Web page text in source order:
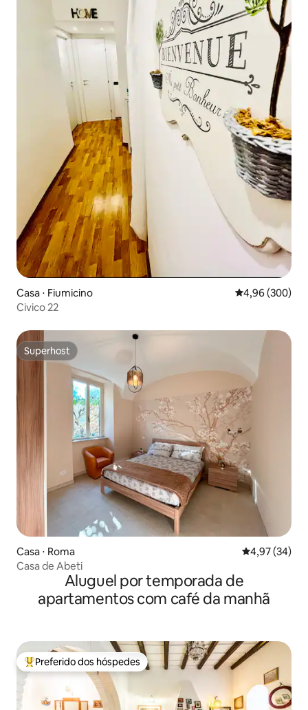
Casa ⋅ Fiumicino 4,96 de uma
4,96 (300)
Civico 22
Superhost
Superhost
Casa ⋅ Roma 4,97 de uma
4,97 (34)
Casa de Abeti
Aluguel por temporada de
apartamentos com café da manhã
Entre os melhores preferidos dos hóspedes
Preferido dos hóspedes